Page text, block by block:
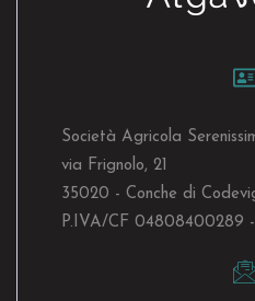
Società Agricola
via Frignolo, 21
35020 - Conche di
P.IVA/CF 04808400289